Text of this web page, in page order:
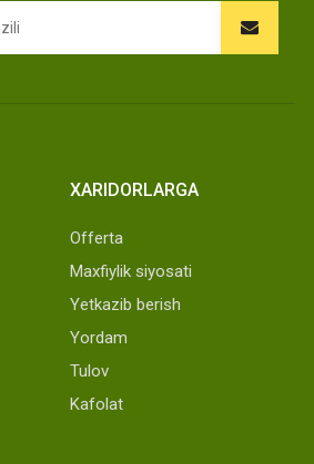
XARIDORLARGA
Offerta
Maxfiylik siyosati
Yetkazib berish
Yordam
Tulov
Kafolat